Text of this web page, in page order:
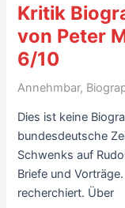
Kritik
von Peter
6/10
Annehmbar,
Dies ist keine
bundesdeutsche
Schwenks auf
Briefe und
recherchiert. Über